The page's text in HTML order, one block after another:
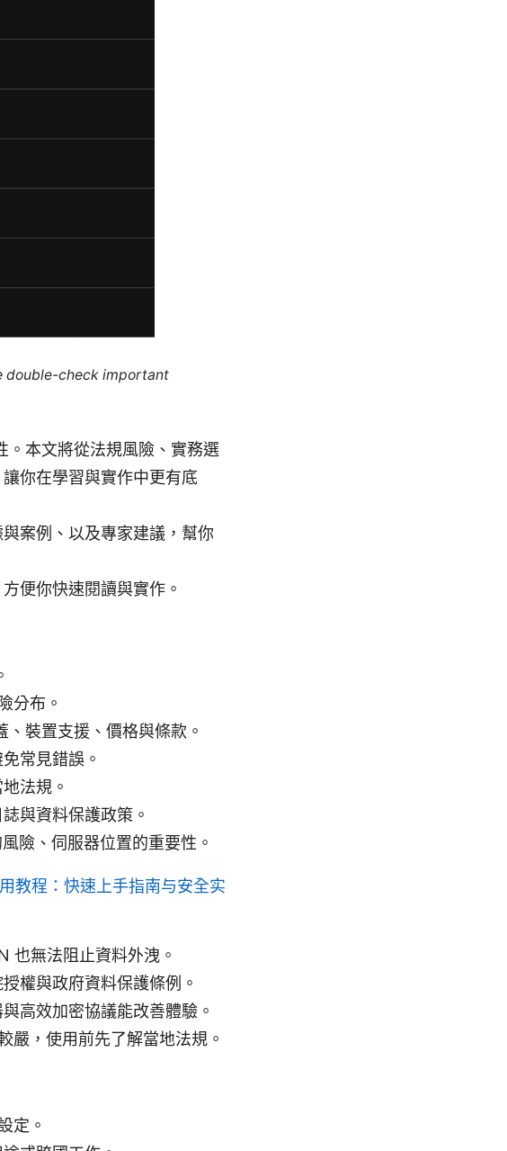
double-check important
。本文將從法規風險、實務選
你在學習與實作中更有底
案例、以及專家建議，幫你
便你快速閱讀與實作。
分布。
裝置支援、價格與條款。
常見錯誤。
法規。
與資料保護政策。
險、伺服器位置的重要性。
教程：快速上手指南与安全实
也無法阻止資料外洩。
權與政府資料保護條例。
高效加密協議能改善體驗。
嚴，使用前先了解當地法規。
定。